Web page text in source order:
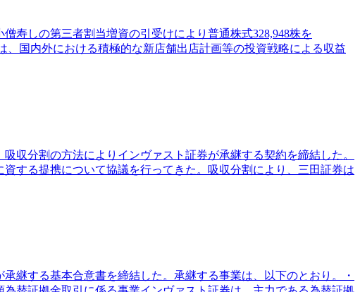
寿しの第三者割当増資の引受けにより普通株式328,948株を
、国内外における積極的な新店舗出店計画等の投資戦略による収益
収分割の方法によりインヴァスト証券が承継する契約を締結した。
する提携について協議を行ってきた。吸収分割により、三田証券は
継する基本合意書を締結した。承継する事業は、以下のとおり。・